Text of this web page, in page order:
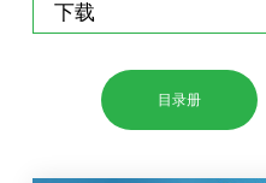
下载
目录册